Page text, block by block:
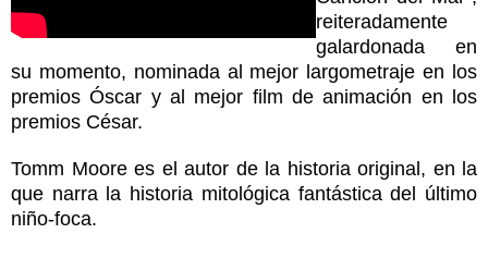
reiteradamente
galardonada en
su momento, nominada al mejor largometraje en los
premios Óscar y al mejor film de animación en los
premios César.
Tomm Moore es el autor de la historia original, en la
que narra la historia mitológica fantástica del último
niño-foca.